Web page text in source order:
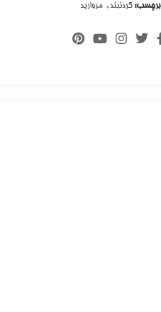
برچسب: گردنبند , مروارید